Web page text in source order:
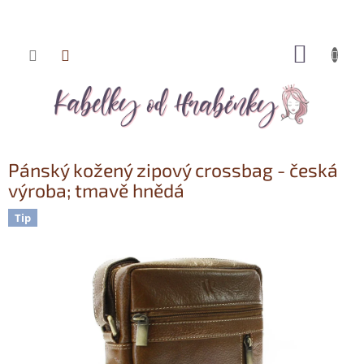
Přejít
Pánský kožený zipový crossbag - česká
výroba; tmavě hnědá
Tip